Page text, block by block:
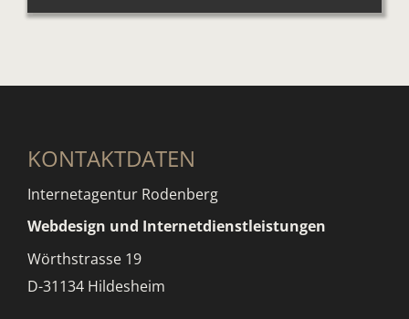
KONTAKTDATEN
Internetagentur Rodenberg
Webdesign und Internetdienstleistungen
Wörthstrasse 19
D-31134 Hildesheim